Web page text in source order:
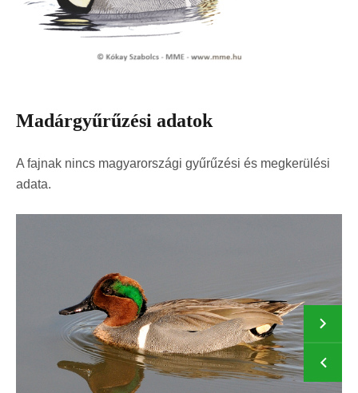
Madárgyűrűzési adatok
A fajnak nincs magyarországi gyűrűzési és megkerülési
adata.